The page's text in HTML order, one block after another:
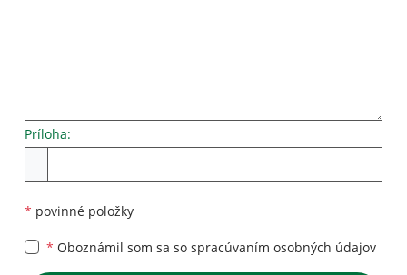
Príloha:
* povinné položky
* Oboznámil som sa so spracúvaním osobných údajov